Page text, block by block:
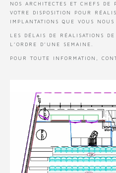
NOS ARCHITECTES ET CHEFS DE
VOTRE DISPOSITION POUR
IMPLANTATIONS QUE VOUS NOUS
LES DÉLAIS DE RÉALISATIONS
L’ORDRE D’UNE SEMAINE.
POUR TOUTE INFORMATION,